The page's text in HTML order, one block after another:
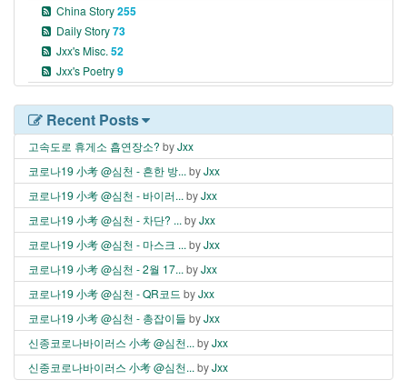
China Story255
Daily Story73
Jxx's Misc. 52
Jxx's Poetry9
Recent Posts
고속도로 휴게소 흡연장소? byJxx
코로나19 小考 @심천 - 흔한 방... byJxx
코로나19 小考 @심천 - 바이러... byJxx
코로나19 小考 @심천 - 차단? ... byJxx
코로나19 小考 @심천 - 마스크 ... byJxx
코로나19 小考 @심천 - 2월 17... byJxx
코로나19 小考 @심천 - QR코드 byJxx
코로나19 小考 @심천 - 총잡이들 byJxx
신종코로나바이러스 小考 @심천... byJxx
신종코로나바이러스 小考 @심천... byJxx